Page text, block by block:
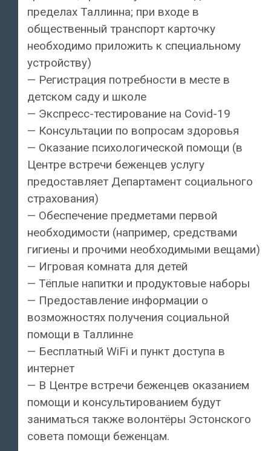
пределах Таллинна; при входе в
общественный транспорт карточку
необходимо приложить к специальному
устройству)
— Регистрация потребности в месте в
детском саду и школе
— Экспресс-тестирование на Covid-19
— Консультации по вопросам здоровья
— Оказание психологической помощи (в
Центре встречи беженцев услугу
предоставляет Департамент социального
страхования)
— Обеспечение предметами первой
необходимости (например, средствами
гигиены и прочими необходимыми вещами)
— Игровая комната для детей
— Тёплые напитки и продуктовые наборы
— Предоставление информации о
возможностях получения социальной
помощи в Таллинне
— Бесплатный WiFi и пункт доступа в
интернет
— В Центре встречи беженцев оказанием
помощи и консультированием будут
заниматься также волонтёры Эстонского
совета помощи беженцам.